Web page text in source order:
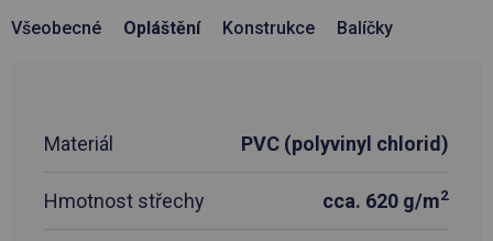
Všeobecné Opláštění Konstrukce Balíčky
Materiál PVC (polyvinyl chlorid)
Hmotnost střechy cca. 620 g/m2